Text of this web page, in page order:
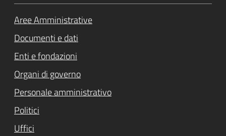
Aree Amministrative
Documenti e dati
Enti e fondazioni
Organi di governo
Personale amministrativo
Politici
Uffici